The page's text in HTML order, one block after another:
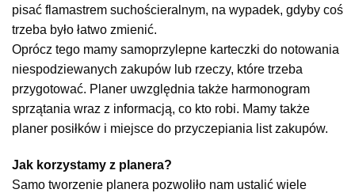
pisać flamastrem suchościeralnym, na wypadek, gdyby coś
trzeba było łatwo zmienić.
Oprócz tego mamy samoprzylepne karteczki do notowania
niespodziewanych zakupów lub rzeczy, które trzeba
przygotować. Planer uwzględnia także harmonogram
sprzątania wraz z informacją, co kto robi. Mamy także
planer posiłków i miejsce do przyczepiania list zakupów.
Jak korzystamy z planera?
Samo tworzenie planera pozwoliło nam ustalić wiele